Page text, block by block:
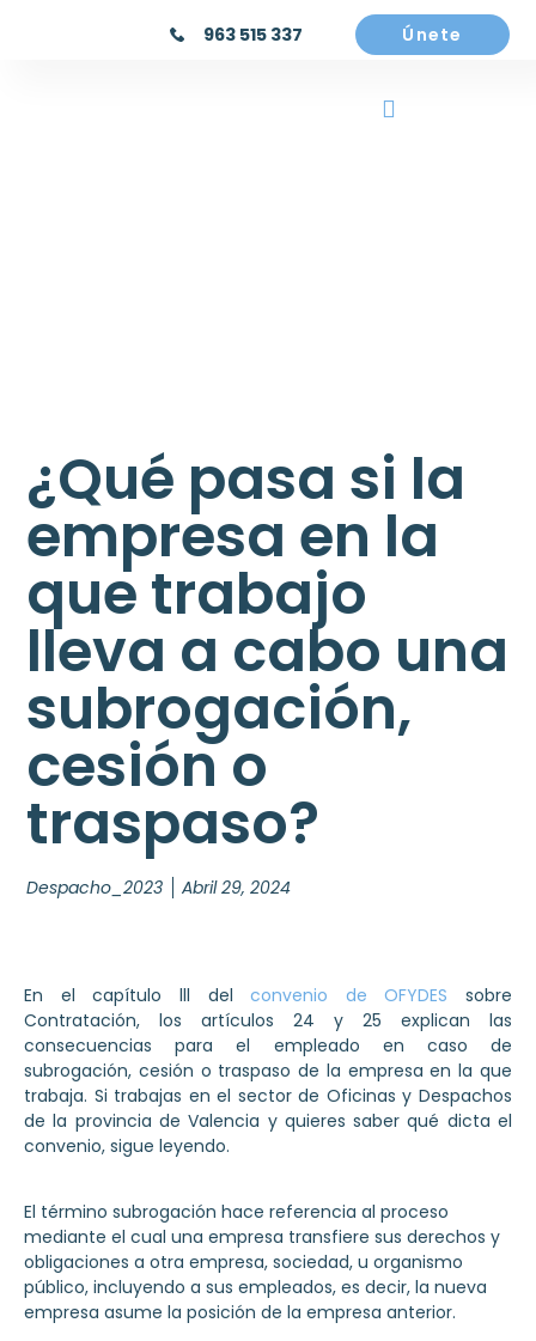
963 515 337 Únete
¿Qué pasa si la
empresa en la
que trabajo
lleva a cabo una
subrogación,
cesión o
traspaso?
Despacho_2023 Abril 29, 2024
En el capítulo lll delconvenio de OFYDES sobre
Contratación, los artículos 24 y 25 explican las
consecuencias para el empleado en caso de
subrogación, cesión o traspaso de la empresa en la que
trabaja. Si trabajas en el sector de Oficinas y Despachos
de la provincia de Valencia y quieres saber qué dicta el
convenio, sigue leyendo.
El término subrogación hace referencia al proceso
mediante el cual una empresa transfiere sus derechos y
obligaciones a otra empresa, sociedad, u organismo
público, incluyendo a sus empleados, es decir, la nueva
empresa asume la posición de la empresa anterior.